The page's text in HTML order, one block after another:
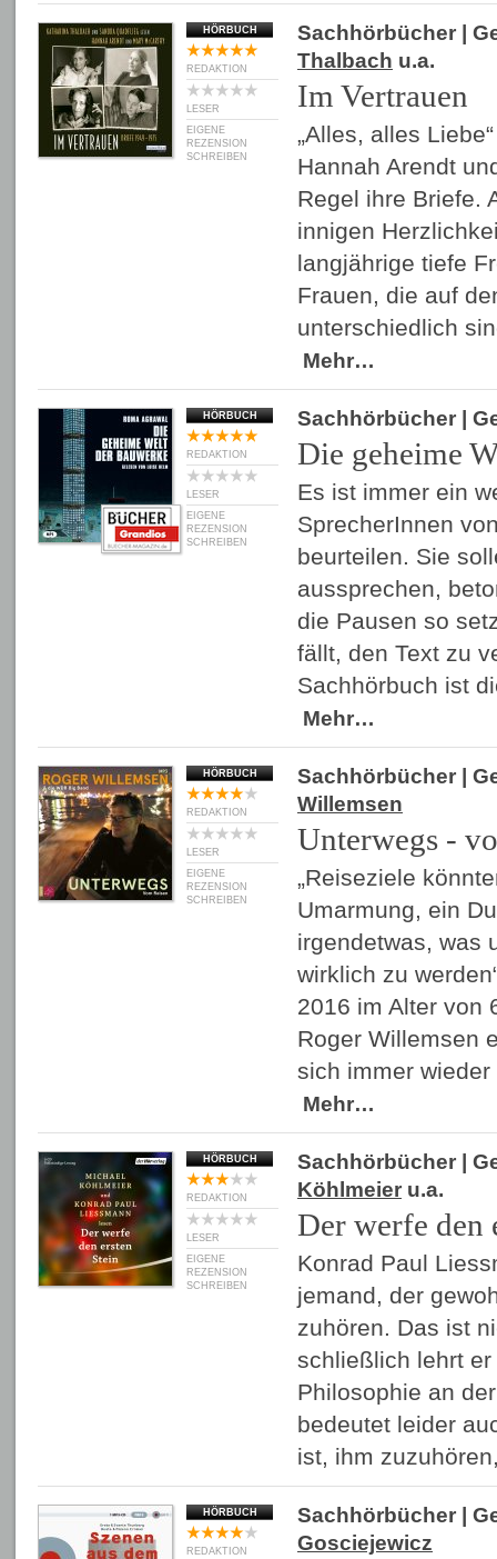
HÖRBUCH
REDAKTION
LESER
EIGENE
REZENSION
SCHREIBEN
Sachhörbücher |
Thalbach u.a.
Im Vertrauen
„Alles, alles
Hannah Arendt
Regel ihre Briefe.
innigen
langjährige tiefe
Frauen, die auf
unterschiedlich
Mehr…
HÖRBUCH
REDAKTION
LESER
EIGENE
REZENSION
SCHREIBEN
Sachhörbücher |
Die geheime
Es ist immer ein
SprecherInnen
beurteilen. Sie
aussprechen,
die Pausen so
fällt, den Text zu
Sachhörbuch ist
Mehr…
HÖRBUCH
REDAKTION
LESER
EIGENE
REZENSION
SCHREIBEN
Sachhörbücher |
Willemsen
Unterwegs -
„Reiseziele
Umarmung, ein
irgendetwas, was
wirklich zu
2016 im Alter von
Roger Willemsen
sich immer
Mehr…
HÖRBUCH
REDAKTION
LESER
EIGENE
REZENSION
SCHREIBEN
Sachhörbücher |
Köhlmeier u.a.
Der werfe den
Konrad Paul
jemand, der
zuhören. Das ist
schließlich lehrt
Philosophie an
bedeutet leider
ist, ihm
HÖRBUCH
REDAKTION
Sachhörbücher |
Gosciejewicz